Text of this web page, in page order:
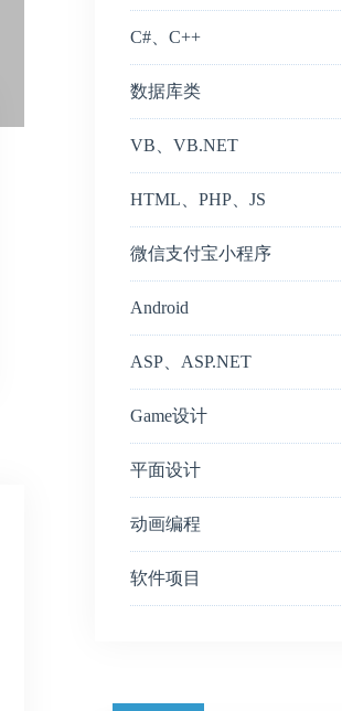
C#、C++
数据库类
VB、VB.NET
HTML、PHP、JS
微信支付宝小程序
Android
ASP、ASP.NET
Game设计
平面设计
动画编程
软件项目